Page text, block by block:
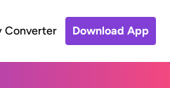
Converter Download App